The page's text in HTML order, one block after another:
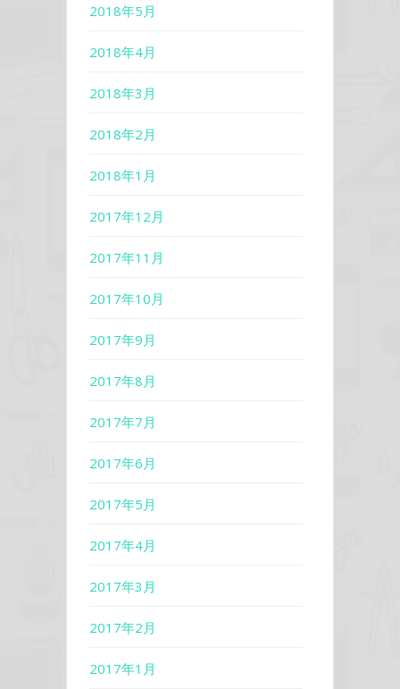
2018年5月
2018年4月
2018年3月
2018年2月
2018年1月
2017年12月
2017年11月
2017年10月
2017年9月
2017年8月
2017年7月
2017年6月
2017年5月
2017年4月
2017年3月
2017年2月
2017年1月